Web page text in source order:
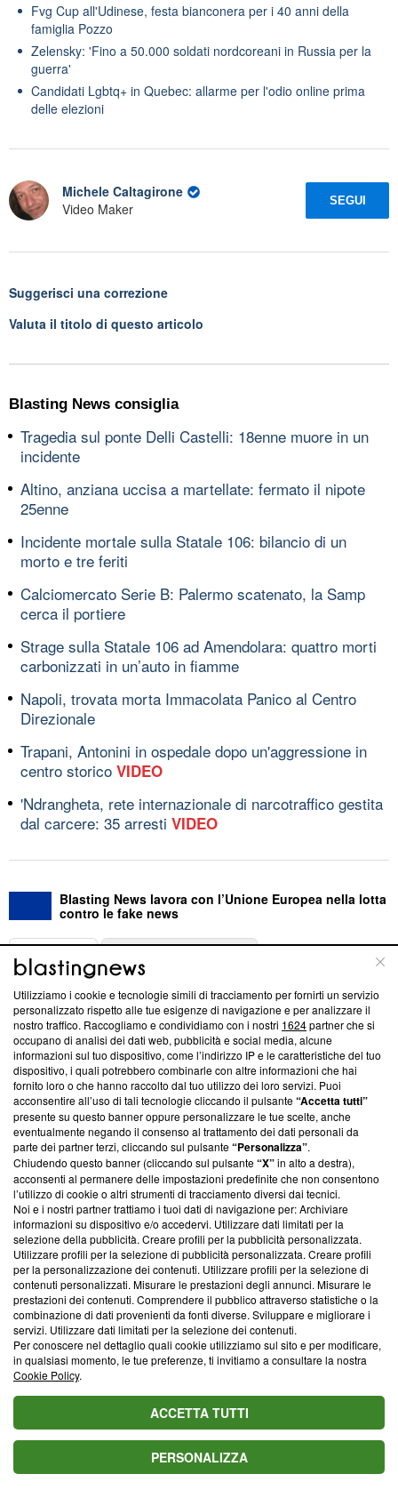
Fvg Cup all'Udinese, festa bianconera per i 40 anni della
famiglia Pozzo
Zelensky: 'Fino a 50.000 soldati nordcoreani in Russia per la
guerra'
Candidati Lgbtq+ in Quebec: allarme per l'odio online prima
delle elezioni
Michele Caltagirone
Video Maker
SEGUI
Suggerisci una correzione
Valuta il titolo di questo articolo
Blasting News consiglia
Tragedia sul ponte Delli Castelli: 18enne muore in un
incidente
Altino, anziana uccisa a martellate: fermato il nipote
25enne
Incidente mortale sulla Statale 106: bilancio di un
morto e tre feriti
Calciomercato Serie B: Palermo scatenato, la Samp
cerca il portiere
Strage sulla Statale 106 ad Amendolara: quattro morti
carbonizzati in un’auto in fiamme
Napoli, trovata morta Immacolata Panico al Centro
Direzionale
Trapani, Antonini in ospedale dopo un'aggressione in
centro storico VIDEO
'Ndrangheta, rete internazionale di narcotraffico gestita
dal carcere: 35 arresti VIDEO
Blasting News lavora con l’Unione Europea nella lotta
contro le fake news
ABOUT
Questa sezione offre informazioni trasparenti su Blasting
News, sui nostri processi editoriali e su come ci impegniamo a
creare news di qualità. Inoltre, afferma la nostra aderenza a
‘Trust Project - News with Integrity’Blasting News non è
ancora membro del programma, ma ha richiesto di farne
parte; Trust Project non ha ancora effettuato una verifica di
conformità agli standard.
Su di noi
Team editoriale
Corporate
Redazione
Informativa Privacy
Cookie Policy
Blasting SA, IDI CHE-247.845.224, Via Carlo Frasca, 3 - 6900
Lugano (Svizzera) Tel:+39 0690258937
© 2026 Blasting News
Utilizziamo i cookie e tecnologie simili di tracciamento per fornirti un servizio
personalizzato rispetto alle tue esigenze di navigazione e per analizzare il
nostro traffico. Raccogliamo e condividiamo con i nostri 1624partner che si
occupano di analisi dei dati web, pubblicità e social media, alcune
informazioni sul tuo dispositivo, come l’indirizzo IP e le caratteristiche del tuo
dispositivo, i quali potrebbero combinarle con altre informazioni che hai
fornito loro o che hanno raccolto dal tuo utilizzo dei loro servizi. Puoi
acconsentire all’uso di tali tecnologie cliccando il pulsante“Accetta tutti”
presente su questo banner oppure personalizzare le tue scelte, anche
eventualmente negando il consenso al trattamento dei dati personali da
parte dei partner terzi, cliccando sul pulsante“Personalizza”.
Chiudendo questo banner (cliccando sul pulsante“X”in alto a destra),
acconsenti al permanere delle impostazioni predefinite che non consentono
l’utilizzo di cookie o altri strumenti di tracciamento diversi dai tecnici.
Noi e i nostri partner trattiamo i tuoi dati di navigazione per: Archiviare
informazioni su dispositivo e/o accedervi. Utilizzare dati limitati per la
selezione della pubblicità. Creare profili per la pubblicità personalizzata.
Utilizzare profili per la selezione di pubblicità personalizzata. Creare profili
per la personalizzazione dei contenuti. Utilizzare profili per la selezione di
contenuti personalizzati. Misurare le prestazioni degli annunci. Misurare le
prestazioni dei contenuti. Comprendere il pubblico attraverso statistiche o la
combinazione di dati provenienti da fonti diverse. Sviluppare e migliorare i
servizi. Utilizzare dati limitati per la selezione dei contenuti.
Per conoscere nel dettaglio quali cookie utilizziamo sul sito e per modificare,
in qualsiasi momento, le tue preferenze, ti invitiamo a consultare la nostra
Cookie Policy.
ACCETTA TUTTI
PERSONALIZZA